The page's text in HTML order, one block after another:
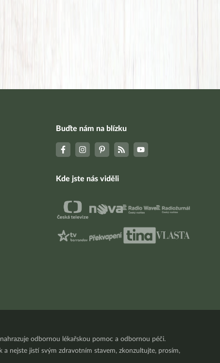
Buďte nám na blízku
Kde jste nás viděli
odbornou lékařskou pomoc a odbornou péči.
a nejste jistí svým zdravotním stavem, zkonzultujte, prosím,